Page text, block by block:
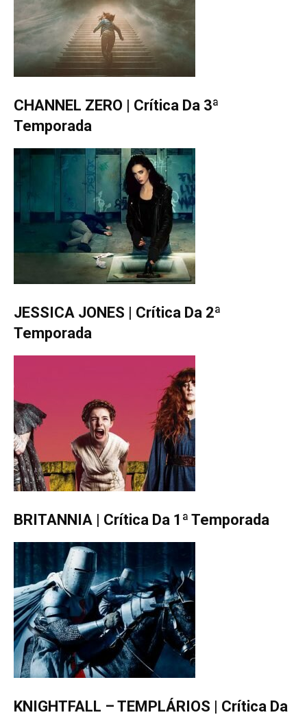
CHANNEL ZERO | Crítica Da 3ª
Temporada
JESSICA JONES | Crítica Da 2ª
Temporada
BRITANNIA | Crítica Da 1ª Temporada
KNIGHTFALL – TEMPLÁRIOS | Crítica Da